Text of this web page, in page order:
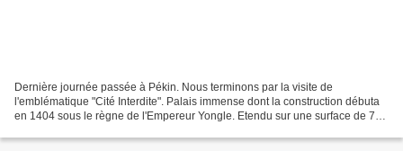
Dernière journée passée à Pékin. Nous terminons par la visite de
l'emblématique "Cité Interdite". Palais immense dont la construction débuta
en 1404 sous le règne de l'Empereur Yongle. Etendu sur une surface de 70